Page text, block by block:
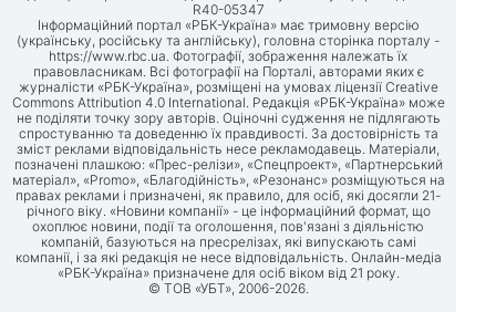
R40-05347
Інформаційний портал «РБК-Україна» має тримовну версію
(українську, російську та англійську), головна сторінка порталу -
https://www.rbc.ua. Фотографії, зображення належать їх
правовласникам. Всі фотографії на Порталі, авторами яких є
журналісти «РБК-Україна», розміщені на умовах ліцензії Creative
Commons Attribution 4.0 International. Редакція «РБК-Україна» може
не поділяти точку зору авторів. Оціночні судження не підлягають
спростуванню та доведенню їх правдивості. За достовірність та
зміст реклами відповідальність несе рекламодавець. Матеріали,
позначені плашкою: «Прес-релізи», «Спецпроект», «Партнерський
матеріал», «Promo», «Благодійність», «Резонанс» розміщуються на
правах реклами і призначені, як правило, для осіб, які досягли 21-
річного віку. «Новини компанії» - це інформаційний формат, що
охоплює новини, події та оголошення, пов'язані з діяльністю
компаній, базуються на пресрелізах, які випускають самі
компанії, і за які редакція не несе відповідальність. Онлайн-медіа
«РБК-Україна» призначене для осіб віком від 21 року.
© ТОВ «УБТ», 2006-2026.